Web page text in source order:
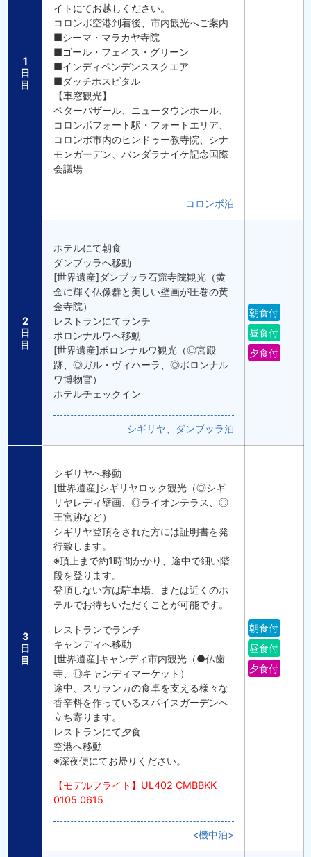
1
日
目
イトにてお越しください。
コロンボ空港到着後、市内観光へご案内
■シーマ・マラカヤ寺院
■ゴール・フェイス・グリーン
■インディペンデンススクエア
■ダッチホスピタル
【車窓観光】
ペターバザール、ニュータウンホール、
コロンボフォート駅・フォートエリア、
コロンボ市内のヒンドゥー教寺院、シナ
モンガーデン、バンダラナイケ記念国際
会議場
コロンボ泊
2
日
目
ホテルにて朝食
ダンブッラへ移動
[世界遺産]ダンブッラ石窟寺院観光（黄
金に輝く仏像群と美しい壁画が圧巻の黄
金寺院）
レストランにてランチ
ポロンナルワへ移動
[世界遺産]ポロンナルワ観光（◎宮殿
跡、◎ガル・ヴィハーラ、◎ポロンナル
ワ博物官）
ホテルチェックイン
シギリヤ、ダンブッラ泊
朝食付
昼食付
夕食付
3
日
目
シギリヤへ移動
[世界遺産]シギリヤロック観光（◎シギ
リヤレディ壁画、◎ライオンテラス、◎
王宮跡など）
シギリヤ登頂をされた方には証明書を発
行致します。
※頂上まで約1時間かかり、途中で細い階
段を登ります。
登頂しない方は駐車場、または近くのホ
テルでお待ちいただくことが可能です。
レストランでランチ
キャンディへ移動
[世界遺産]キャンディ市内観光（●仏歯
寺、◎キャンディマーケット）
途中、スリランカの食卓を支える様々な
香辛料を作っているスパイスガーデンへ
立ち寄ります。
レストランにて夕食
空港へ移動
※深夜便にてお帰りください。
【モデルフライト】UL402 CMBBKK
0105 0615
<機中泊>
朝食付
昼食付
夕食付